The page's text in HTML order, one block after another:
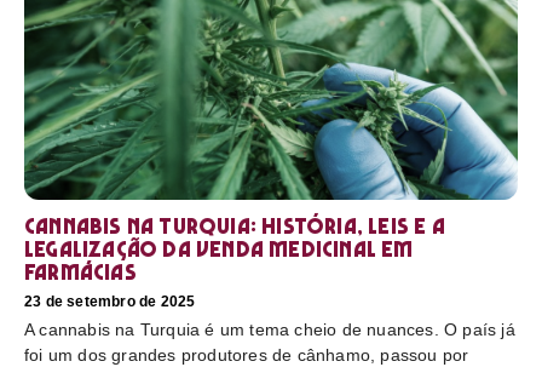
Cannabis na Turquia: história, leis e a
legalização da venda medicinal em
farmácias
23 de setembro de 2025
A cannabis na Turquia é um tema cheio de nuances. O país já
foi um dos grandes produtores de cânhamo, passou por